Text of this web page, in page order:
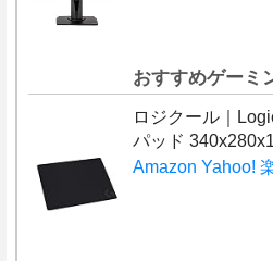
おすすめゲーミ
ロジクール｜
パッド
Amazon Yahoo!